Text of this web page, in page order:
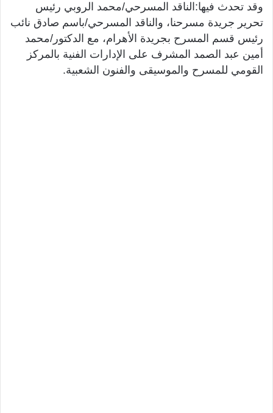
وقد تحدث فيها:الناقد المسرحي/محمد الروبي رئيس
تحرير جريدة مسرحنا، والناقد المسرحي/باسم صادق نائب
رئيس قسم المسرح بجريدة الأهرام، مع الدكتور/محمد
أمين عبد الصمد المشرف على الإدارات الفنية بالمركز
القومي للمسرح والموسيقى والفنون الشعبية.